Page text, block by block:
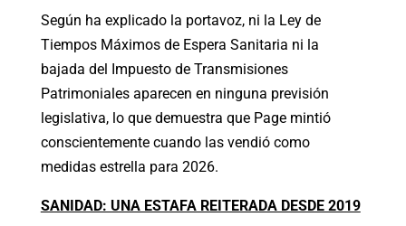
Según ha explicado la portavoz, ni la Ley de
Tiempos Máximos de Espera Sanitaria ni la
bajada del Impuesto de Transmisiones
Patrimoniales aparecen en ninguna previsión
legislativa, lo que demuestra que Page mintió
conscientemente cuando las vendió como
medidas estrella para 2026.
SANIDAD: UNA ESTAFA REITERADA DESDE 2019